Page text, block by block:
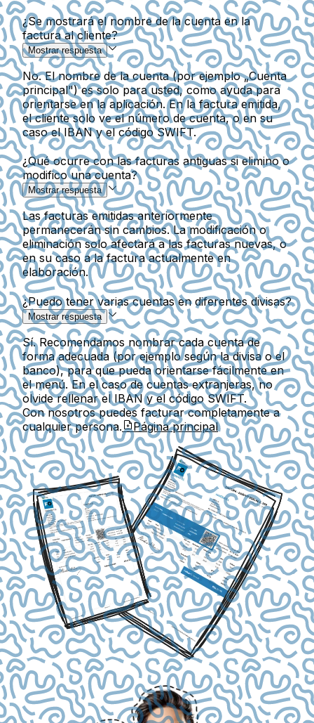
¿Se mostrará el nombre de la cuenta en la
factura al cliente?
Mostrar respuesta
No. El nombre de la cuenta (por ejemplo „Cuenta
principal") es solo para usted, como ayuda para
orientarse en la aplicación. En la factura emitida,
el cliente solo ve el número de cuenta, o en su
caso el IBAN y el código SWIFT.
¿Qué ocurre con las facturas antiguas si elimino o
modifico una cuenta?
Mostrar respuesta
Las facturas emitidas anteriormente
permanecerán sin cambios. La modificación o
eliminación solo afectará a las facturas nuevas, o
en su caso a la factura actualmente en
elaboración.
¿Puedo tener varias cuentas en diferentes divisas?
Mostrar respuesta
Sí. Recomendamos nombrar cada cuenta de
forma adecuada (por ejemplo según la divisa o el
banco), para que pueda orientarse fácilmente en
el menú. En el caso de cuentas extranjeras, no
olvide rellenar el IBAN y el código SWIFT.
Con nosotros puedes facturar completamente a
cualquier persona.
Página principal